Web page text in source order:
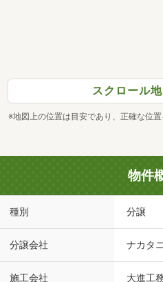
スクロール
※地図上の位置は目安であり、正確な位
物件
種別 分譲
分譲会社 ナカタ
施工会社 大進工